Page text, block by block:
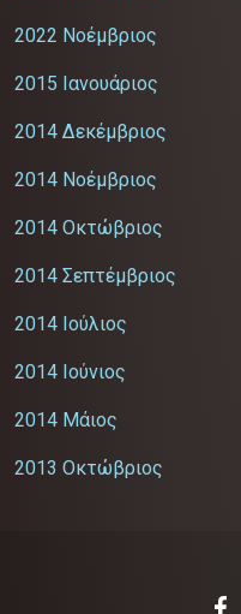
2022 Νοέμβριος
2015 Ιανουάριος
2014 Δεκέμβριος
2014 Νοέμβριος
2014 Οκτώβριος
2014 Σεπτέμβριος
2014 Ιούλιος
2014 Ιούνιος
2014 Μάιος
2013 Οκτώβριος